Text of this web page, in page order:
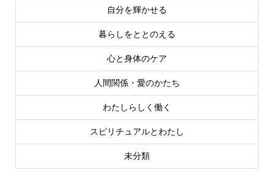
自分を輝かせる
暮らしをととのえる
心と身体のケア
人間関係・愛のかたち
わたしらしく働く
スピリチュアルとわたし
未分類